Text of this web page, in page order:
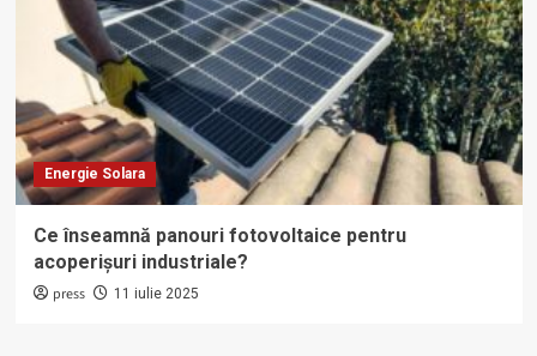
Energie Solara
Ce înseamnă panouri fotovoltaice pentru
acoperișuri industriale?
press 11 iulie 2025